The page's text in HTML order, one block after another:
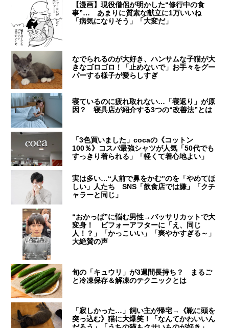
【漫画】現役僧侶が明かした“修行中の食
事”… あまりに質素な献立に1万いいね
「病気になりそう」「大変だ」
なでられるのが大好き、ハンサムな子猫が大
きなゴロゴロ！「止めないで」お手々をグー
パーする様子が愛らしすぎ
寝ているのに疲れ取れない…「寝返り」が原
因？ 寝具店が紹介する3つの“改善法”とは
「3色買いました」cocaの《コットン
100％》コスパ最強シャツが人気「50代でも
すっきり着られる」「軽くて着心地よい」
実は多い…“人前で鼻をかむ”のを「やめてほ
しい」人たち SNS「飲食店では嫌」「クチ
ャラーと同じ」
“おかっぱ”に悩む男性→バッサリカットで大
変身！ ビフォーアフターに「え、同じ
人！？」「かっこいい」「爽やかすぎる～」
大絶賛の声
旬の「キュウリ」が3週間長持ち？ まるご
と冷凍保存＆解凍のテクニックとは
「寂しかった…」飼い主が帰宅→《靴に頭を
突っ込む》猫に大爆笑！「なんてかわいいん